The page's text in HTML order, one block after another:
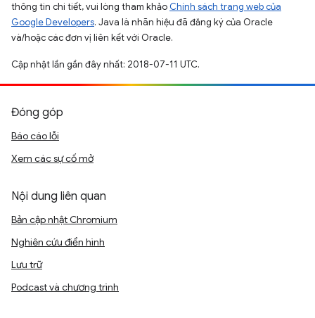
thông tin chi tiết, vui lòng tham khảo Chính sách trang web của
Google Developers. Java là nhãn hiệu đã đăng ký của Oracle
và/hoặc các đơn vị liên kết với Oracle.
Cập nhật lần gần đây nhất: 2018-07-11 UTC.
Đóng góp
Báo cáo lỗi
Xem các sự cố mở
Nội dung liên quan
Bản cập nhật Chromium
Nghiên cứu điển hình
Lưu trữ
Podcast và chương trình